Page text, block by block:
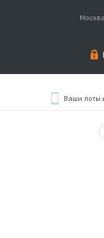
Ваши лоты